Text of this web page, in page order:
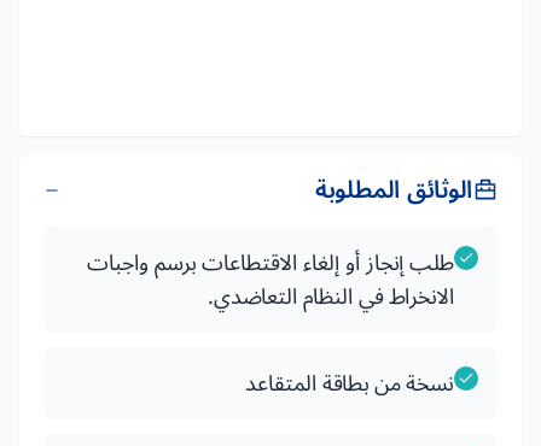
الوثائق المطلوبة
طلب إنجاز أو إلغاء الاقتطاعات برسم واجبات
الانخراط في النظام التعاضدي.
نسخة من بطاقة المتقاعد